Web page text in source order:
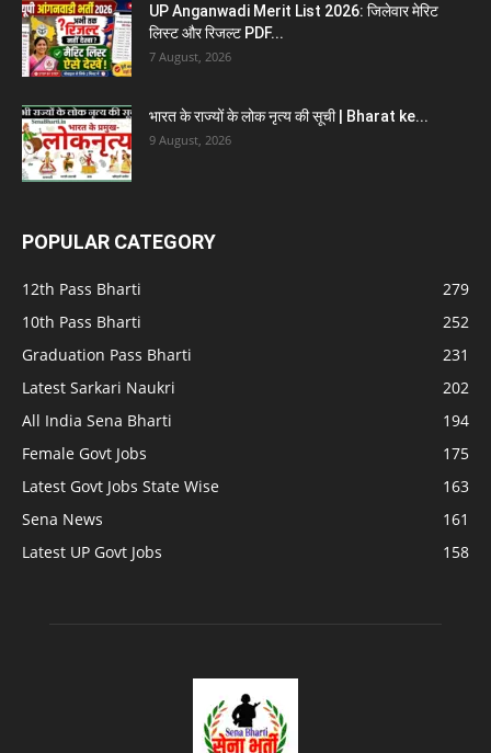
UP Anganwadi Merit List 2026: जिलेवार मेरिट
लिस्ट और रिजल्ट PDF...
7 August, 2026
भारत के राज्यों के लोक नृत्य की सूची | Bharat ke...
9 August, 2026
POPULAR CATEGORY
12th Pass Bharti
279
10th Pass Bharti
252
Graduation Pass Bharti
231
Latest Sarkari Naukri
202
All India Sena Bharti
194
Female Govt Jobs
175
Latest Govt Jobs State Wise
163
Sena News
161
Latest UP Govt Jobs
158